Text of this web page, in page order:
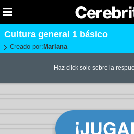
Cultura general 1 básico
Creado por: Mariana
Haz click solo sobre la